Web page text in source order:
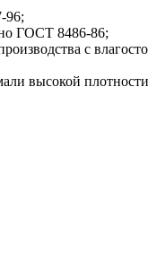
96;
ГОСТ 8486-86;
с
высокой